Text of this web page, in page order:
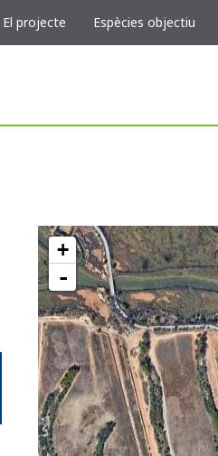
El projecte Espècies objectiu
+
-